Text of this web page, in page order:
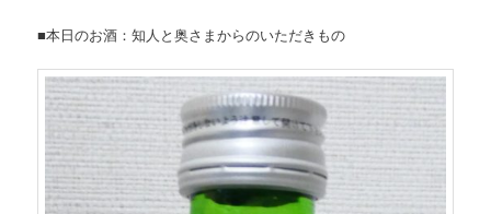
■本日のお酒：知人と奥さまからのいただきもの